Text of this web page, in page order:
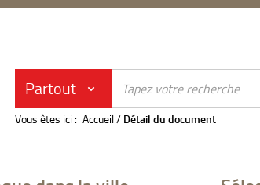
Partout
Vous êtes ici : Accueil/ Détail du document